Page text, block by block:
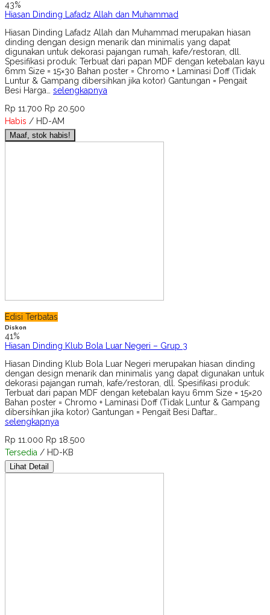
43%
Hiasan Dinding Lafadz Allah dan Muhammad
Hiasan Dinding Lafadz Allah dan Muhammad merupakan hiasan
dinding dengan design menarik dan minimalis yang dapat
digunakan untuk dekorasi pajangan rumah, kafe/restoran, dll.
Spesifikasi produk: Terbuat dari papan MDF dengan ketebalan kayu
6mm Size = 15×30 Bahan poster = Chromo + Laminasi Doff (Tidak
Luntur & Gampang dibersihkan jika kotor) Gantungan = Pengait
Besi Harga… selengkapnya
Rp 11.700 Rp 20.500
Habis / HD-AM
Maaf, stok habis!
Edisi Terbatas
Diskon
41%
Hiasan Dinding Klub Bola Luar Negeri – Grup 3
Hiasan Dinding Klub Bola Luar Negeri merupakan hiasan dinding
dengan design menarik dan minimalis yang dapat digunakan untuk
dekorasi pajangan rumah, kafe/restoran, dll. Spesifikasi produk:
Terbuat dari papan MDF dengan ketebalan kayu 6mm Size = 15×20
Bahan poster = Chromo + Laminasi Doff (Tidak Luntur & Gampang
dibersihkan jika kotor) Gantungan = Pengait Besi Daftar…
selengkapnya
Rp 11.000 Rp 18.500
Tersedia / HD-KB
Lihat Detail